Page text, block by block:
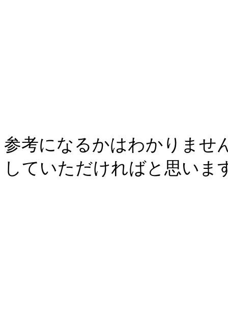
参考になるかはわかりませ
していただければと思いま